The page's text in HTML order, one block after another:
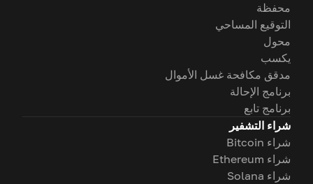
محفظة
التوقيع المساحي
محول
يكسب
مدقق مكافحة غسل الأموال
برنامج الإحالة
برنامج تابع
شراء التشفير
شراء Bitcoin
شراء Ethereum
شراء Solana